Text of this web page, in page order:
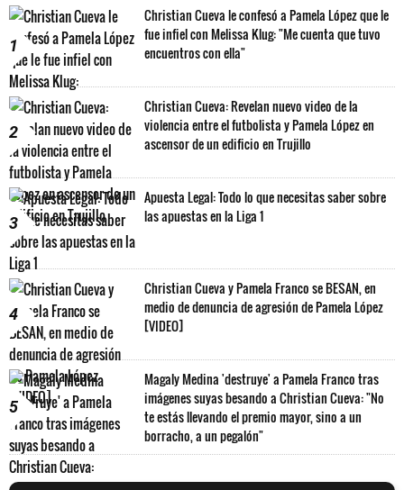
1
Christian Cueva le confesó a Pamela López que le
fue infiel con Melissa Klug: "Me cuenta que tuvo
encuentros con ella"
2
Christian Cueva: Revelan nuevo video de la
violencia entre el futbolista y Pamela López en
ascensor de un edificio en Trujillo
3
Apuesta Legal: Todo lo que necesitas saber sobre
las apuestas en la Liga 1
4
Christian Cueva y Pamela Franco se BESAN, en
medio de denuncia de agresión de Pamela López
[VIDEO]
5
Magaly Medina 'destruye' a Pamela Franco tras
imágenes suyas besando a Christian Cueva: "No
te estás llevando el premio mayor, sino a un
borracho, a un pegalón"